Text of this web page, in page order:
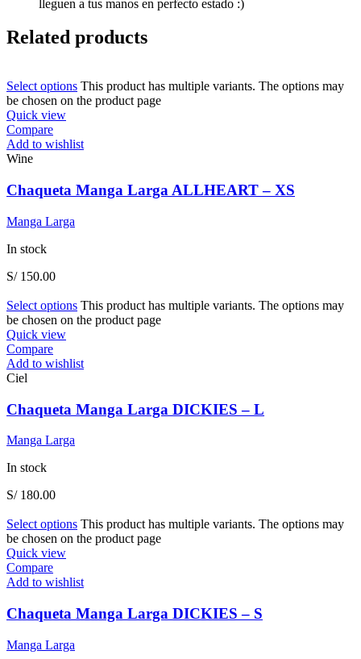
lleguen a tus manos en perfecto estado :)
Related products
Select options This product has multiple variants. The options may
be chosen on the product page
Quick view
Compare
Add to wishlist
Wine
Chaqueta Manga Larga ALLHEART – XS
Manga Larga
In stock
S/150.00
Select options This product has multiple variants. The options may
be chosen on the product page
Quick view
Compare
Add to wishlist
Ciel
Chaqueta Manga Larga DICKIES – L
Manga Larga
In stock
S/180.00
Select options This product has multiple variants. The options may
be chosen on the product page
Quick view
Compare
Add to wishlist
Chaqueta Manga Larga DICKIES – S
Manga Larga